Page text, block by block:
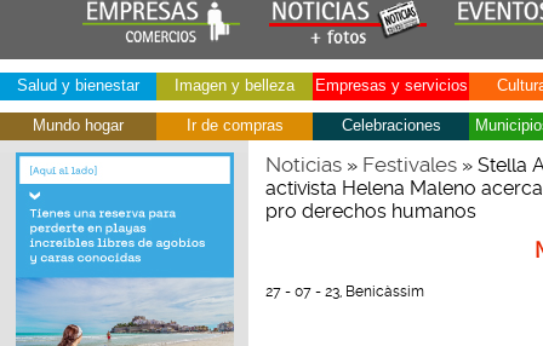
Salud y bienestar Imagen y belleza Empresas y servicios
Mundo hogar Ir de compras Celebraciones
Noticias» Festivales» Stella
activista Helena Maleno
pro derechos humanos
27 - 07 - 23, Benicàssim